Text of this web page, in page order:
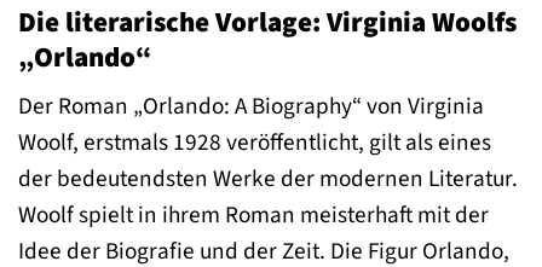
Die literarische Vorlage: Virginia Woolfs
„Orlando“
Der Roman „Orlando: A Biography“ von Virginia
Woolf, erstmals 1928 veröffentlicht, gilt als eines
der bedeutendsten Werke der modernen Literatur.
Woolf spielt in ihrem Roman meisterhaft mit der
Idee der Biografie und der Zeit. Die Figur Orlando,